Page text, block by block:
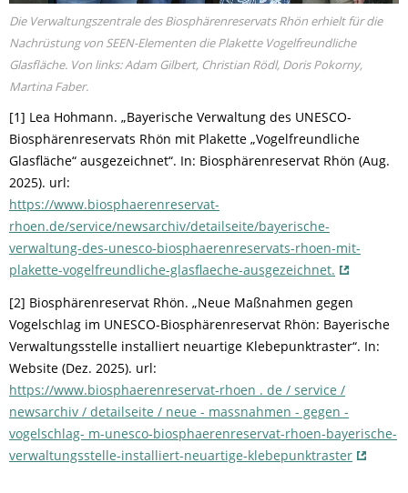
Die Verwaltungszentrale des Biosphärenreservats Rhön erhielt für die
Nachrüstung von SEEN-Elementen die Plakette Vogelfreundliche
Glasfläche. Von links: Adam Gilbert, Christian Rödl, Doris Pokorny,
Martina Faber.
[1] Lea Hohmann. „Bayerische Verwaltung des UNESCO-
Biosphärenreservats Rhön mit Plakette „Vogelfreundliche
Glasfläche“ ausgezeichnet“. In: Biosphärenreservat Rhön (Aug.
2025). url:
https://www.biosphaerenreservat-
rhoen.de/service/newsarchiv/detailseite/bayerische-
verwaltung-des-unesco-biosphaerenreservats-rhoen-mit-
plakette-vogelfreundliche-glasflaeche-ausgezeichnet.
[2] Biosphärenreservat Rhön. „Neue Maßnahmen gegen
Vogelschlag im UNESCO-Biosphärenreservat Rhön: Bayerische
Verwaltungsstelle installiert neuartige Klebepunktraster“. In:
Website (Dez. 2025). url:
https://www.biosphaerenreservat-rhoen . de / service /
newsarchiv / detailseite / neue - massnahmen - gegen -
vogelschlag- m-unesco-biosphaerenreservat-rhoen-bayerische-
verwaltungsstelle-installiert-neuartige-klebepunktraster